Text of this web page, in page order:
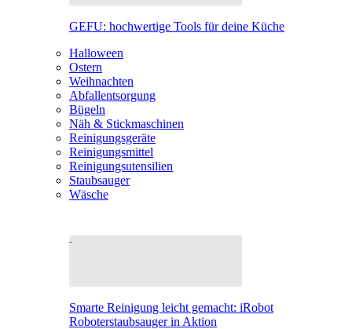
GEFU: hochwertige Tools für deine Küche
Halloween
Ostern
Weihnachten
Abfallentsorgung
Bügeln
Näh & Stickmaschinen
Reinigungsgeräte
Reinigungsmittel
Reinigungsutensilien
Staubsauger
Wäsche
Smarte Reinigung leicht gemacht: iRobot
Roboterstaubsauger in Aktion